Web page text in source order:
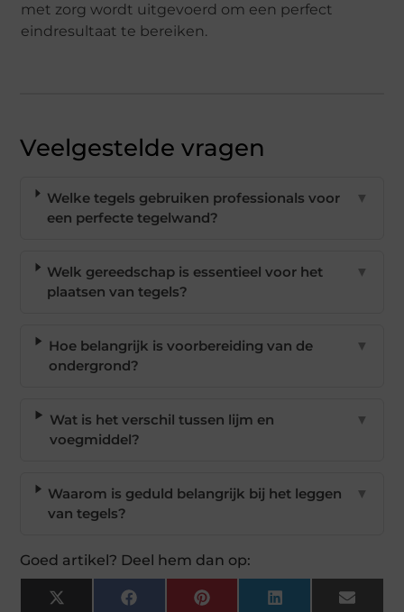
met zorg wordt uitgevoerd om een perfect
eindresultaat te bereiken.
Veelgestelde vragen
Welke tegels gebruiken professionals voor
een perfecte tegelwand?
▼
Welk gereedschap is essentieel voor het
plaatsen van tegels?
▼
Hoe belangrijk is voorbereiding van de
ondergrond?
▼
Wat is het verschil tussen lijm en
voegmiddel?
▼
Waarom is geduld belangrijk bij het leggen
van tegels?
▼
Goed artikel? Deel hem dan op:
X FacebookPinterest LinkedIn Email